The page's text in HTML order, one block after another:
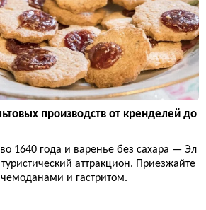
производств от кренделей до
1640 года и варенье без сахара — Эл
аттракцион. Приезжайте
и гастритом.